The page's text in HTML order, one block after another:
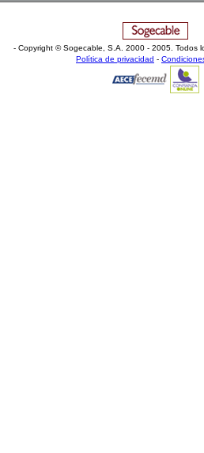
- Copyright © Sogecable, S.A. 2000 - 2005. Todos
Política de privacidad -